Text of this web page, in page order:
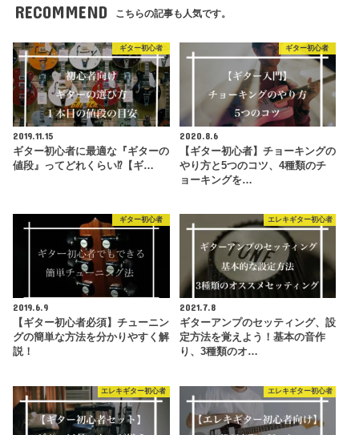
RECOMMEND こちらの記事も人気です。
ギター初心者
2019.11.15
ギター初心者に最適な『ギターの
値段』ってどれくらい⁉︎【ギ…
ギター初心者
2020.8.6
【ギター初心者】チョーキングの
やり方と5つのコツ、4種類のチ
ョーキングを…
ギター初心者
2019.6.9
【ギター初心者必須】チューニン
グの簡単な方法を分かりやすく解
説！
エレキギター初心者
2021.7.8
ギターアンプのセッティング、設
定方法を覚えよう！基本の音作
り、3種類のオ…
エレキギター初心者 エレキギター初心者